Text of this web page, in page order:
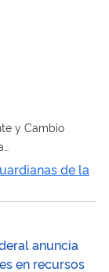
y Cambio
en lade la
anuncia
en recursos